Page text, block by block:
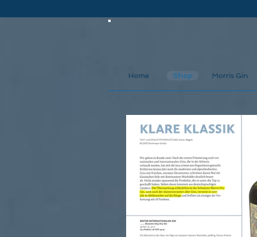
Home Shop Morris Gin